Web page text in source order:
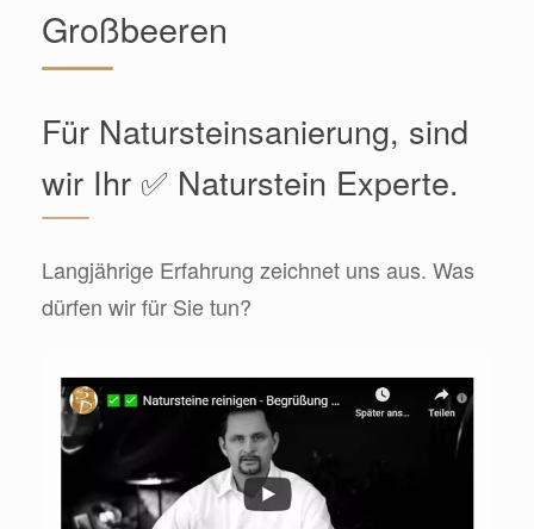
Großbeeren
Für Natursteinsanierung, sind
wir Ihr ✅ Naturstein Experte.
Langjährige Erfahrung zeichnet uns aus. Was
dürfen wir für Sie tun?